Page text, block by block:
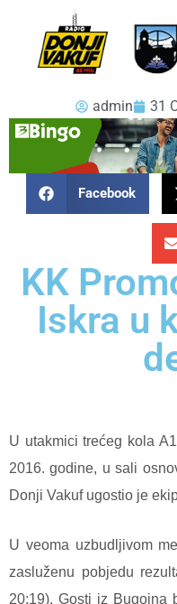
admin 31
Facebook
KK
Iskra u
U utakmici trećeg kola
2016. godine, u sali
Donji Vakuf ugostio je
U veoma uzbudljivom
zasluženu pobjedu
20:19). Gosti iz Bugojna